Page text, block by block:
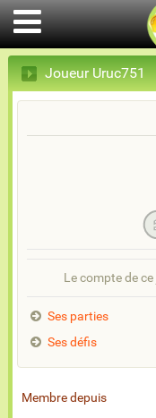
Joueur Uruc751
Le compte de
Ses parties
Ses défis
Membre depuis